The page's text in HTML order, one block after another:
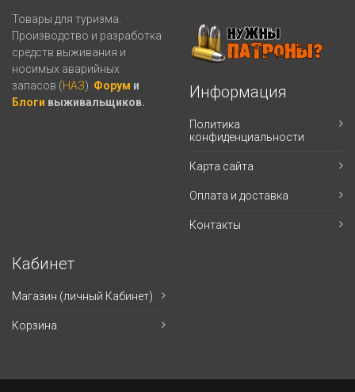
Товары для туризма.
Производство и разработка
средств выживания и
носимых аварийных
запасов (НАЗ). Форум и
Блоги выживальщиков.
Информация
Политика
конфиденциальности
Карта сайта
Оплата и доставка
Контакты
Кабинет
Магазин (личный Кабинет)
Корзина